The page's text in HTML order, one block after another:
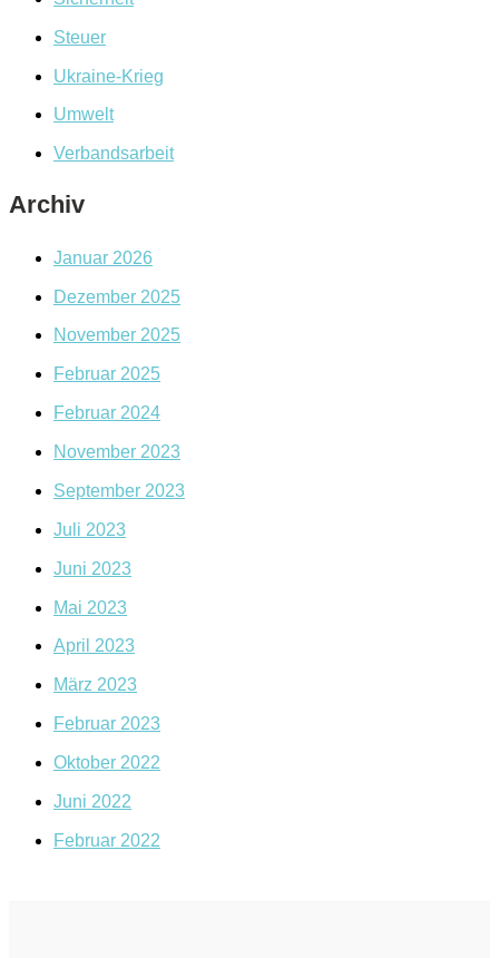
Steuer
Ukraine-Krieg
Umwelt
Verbandsarbeit
Archiv
Januar 2026
Dezember 2025
November 2025
Februar 2025
Februar 2024
November 2023
September 2023
Juli 2023
Juni 2023
Mai 2023
April 2023
März 2023
Februar 2023
Oktober 2022
Juni 2022
Februar 2022